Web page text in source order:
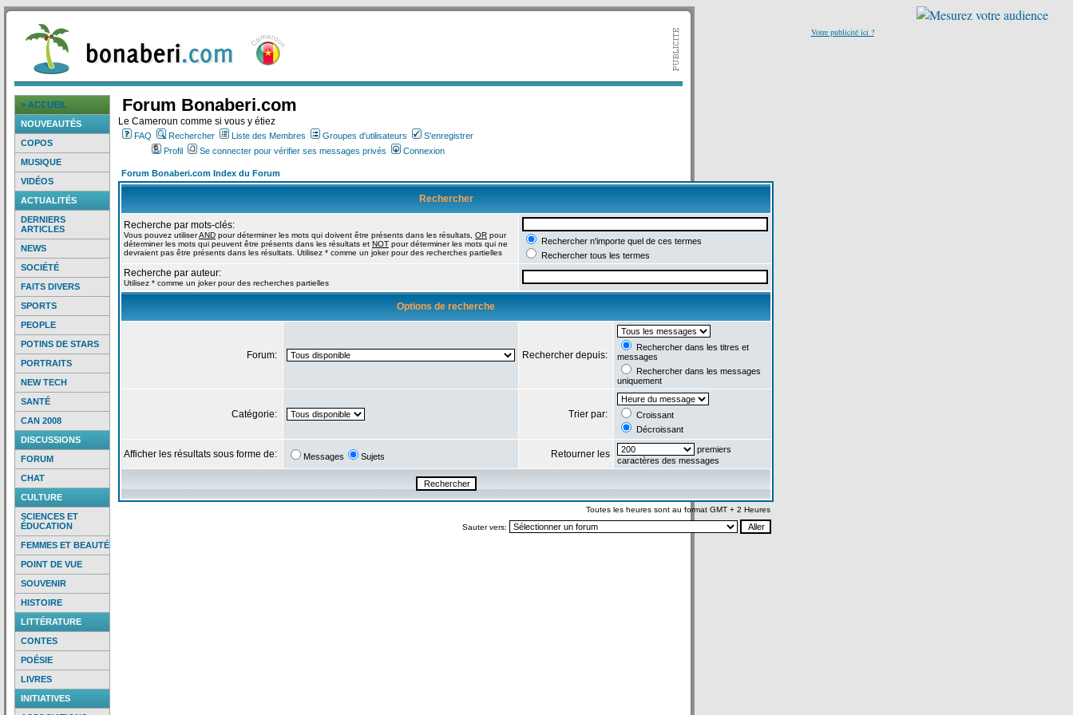
> ACCUEIL
NOUVEAUTÉS
COPOS
MUSIQUE
VIDÉOS
ACTUALITÉS
DERNIERS
ARTICLES
NEWS
SOCIÉTÉ
FAITS DIVERS
SPORTS
PEOPLE
POTINS DE STARS
PORTRAITS
NEW TECH
SANTÉ
CAN 2008
DISCUSSIONS
FORUM
CHAT
CULTURE
SCIENCES ET
ÉDUCATION
FEMMES ET BEAUTÉ
POINT DE VUE
SOUVENIR
HISTOIRE
LITTÉRATURE
CONTES
POÉSIE
LIVRES
INITIATIVES
Forum Bonaberi.com
Le Cameroun comme si vous y étiez
FAQ Rechercher Liste des Membres Groupes d'utilisateurs
S'enregistrer
Profil
Se connecter pour vérifier ses messages privés Connexion
Forum Bonaberi.com Index du Forum
Rechercher
Recherche par mots-clés:
Vous pouvez utiliserAND pour déterminer les mots qui doivent être présents dans les résultats, OR pour
déterminer les mots qui peuvent être présents dans les résultats et NOT pour déterminer les mots qui ne
devraient pas être présents dans les résultats. Utilisez * comme un joker pour des recherches partielles
Rechercher n'importe quel de ces termes
Rechercher tous les termes
Recherche par auteur:
Utilisez * comme un joker pour des recherches partielles
Options de recherche
Forum: Rechercher depuis:
Rechercher dans les titres et
messages
Rechercher dans les messages
uniquement
Catégorie: Trier par:
Croissant
Décroissant
Afficher les résultats sous forme de: Messages Sujets Retourner les
premiers
caractères des messages
Toutes les heures sont au format GMT + 2 Heures
Sauter vers:
Votre publicité ici ?